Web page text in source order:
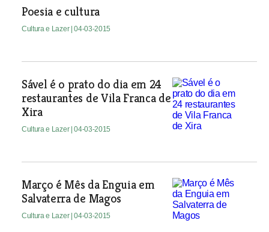
Poesia e cultura
Cultura e Lazer | 04-03-2015
Sável é o prato do dia em 24
restaurantes de Vila Franca de
Xira
Cultura e Lazer | 04-03-2015
Março é Mês da Enguia em
Salvaterra de Magos
Cultura e Lazer | 04-03-2015